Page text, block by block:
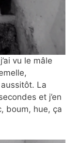
vu le mâle
La
et j’en
boum, hue, ça